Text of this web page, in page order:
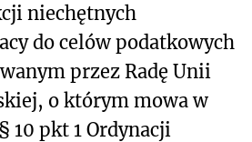
niechętnych
do celów podatkowych
przez Radę Unii
o którym mowa w
10 pkt 1 Ordynacji